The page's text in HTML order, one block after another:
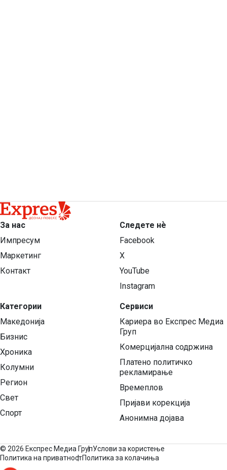
За нас
Импресум
Маркетинг
Контакт
Категории
Македонија
Бизнис
Хроника
Колумни
Регион
Свет
Спорт
Следете нѐ
Facebook
X
YouTube
Instagram
Сервиси
Кариера во Експрес Медиа
Груп
Комерцијална содржина
Платено политичко
рекламирање
Времеплов
Пријави корекција
Анонимна дојава
© 2026 Експрес Медиа ГрупУслови за користење
Политика на приватностПолитика за колачиња